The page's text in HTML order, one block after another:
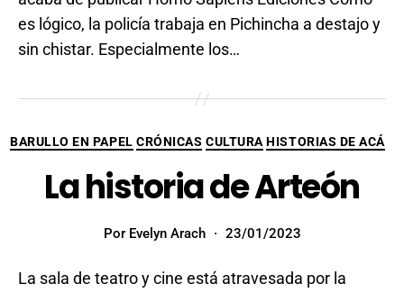
es lógico, la policía trabaja en Pichincha a destajo y
sin chistar. Especialmente los…
BARULLO EN PAPEL CRÓNICAS CULTURA HISTORIAS DE ACÁ
La historia de Arteón
Por Evelyn Arach 23/01/2023
La sala de teatro y cine está atravesada por la